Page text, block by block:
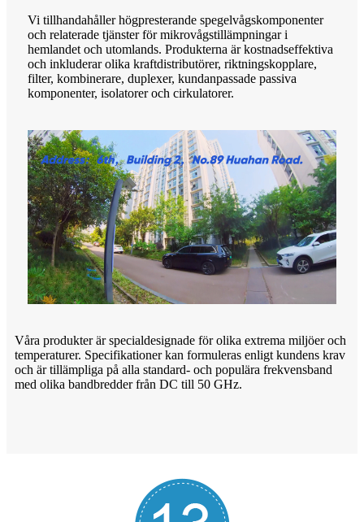
Vi tillhandahåller högpresterande spegelvågskomponenter
och relaterade tjänster för mikrovågstillämpningar i
hemlandet och utomlands. Produkterna är kostnadseffektiva
och inkluderar olika kraftdistributörer, riktningskopplare,
filter, kombinerare, duplexer, kundanpassade passiva
komponenter, isolatorer och cirkulatorer.
Våra produkter är specialdesignade för olika extrema miljöer och
temperaturer. Specifikationer kan formuleras enligt kundens krav
och är tillämpliga på alla standard- och populära frekvensband
med olika bandbredder från DC till 50 GHz.